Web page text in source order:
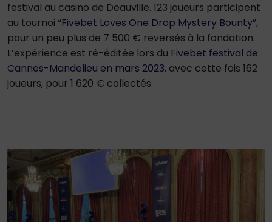
festival au casino de Deauville. 123 joueurs participent
au tournoi “Fivebet Loves One Drop Mystery Bounty”,
pour un peu plus de 7 500 € reversés à la fondation.
L’expérience est ré-éditée lors du Fivebet festival de
Cannes-Mandelieu en mars 2023, avec cette fois 162
joueurs, pour 1 620 € collectés.